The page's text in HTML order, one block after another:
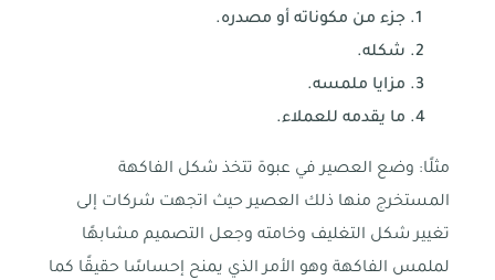
جزء من مكوناته أو مصدره.
شكله.
مزايا ملمسه.
ما يقدمه للعملاء.
مثلًا: وضع العصير في عبوة تتخذ شكل الفاكهة
المستخرج منها ذلك العصير حيث اتجهت شركات إلى
تغيير شكل التغليف وخامته وجعل التصميم مشابهًا
لملمس الفاكهة وهو الأمر الذي يمنح إحساسًا حقيقًا كما